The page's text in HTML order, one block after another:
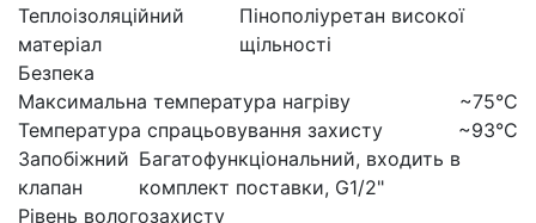
Теплоізоляційний
матеріал
Пінополіуретан високої
щільності
Безпека
Максимальна температура нагріву
~75°C
Температура спрацьовування захисту
~93°C
Запобіжний
клапан
Багатофункціональний, входить в
комплект поставки, G1/2"
Рівень вологозахисту